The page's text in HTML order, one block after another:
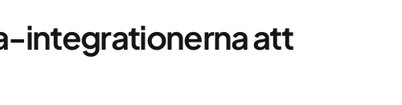
integrationerna att